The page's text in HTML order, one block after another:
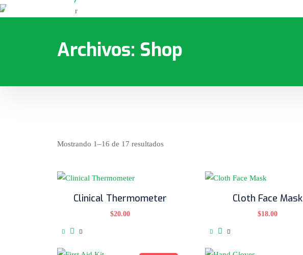
Archivos: Shop
Mostrando 1–16 de 17 resultados
Clinical Thermometer
$20.00
Cloth Face Mask
$18.00